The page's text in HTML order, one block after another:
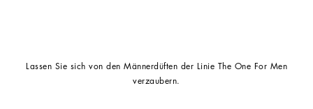
Lassen Sie sich von den Männerdüften der Linie The One For Men
verzaubern.